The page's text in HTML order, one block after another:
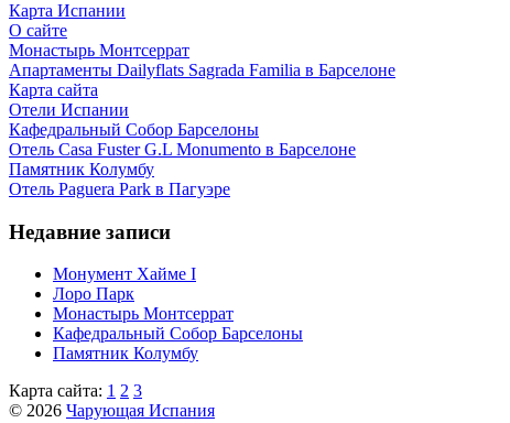
Карта Испании
О сайте
Монастырь Монтсеррат
Апартаменты Dailyflats Sagrada Familia в Барселоне
Карта сайта
Отели Испании
Кафeдрaльный Собор Барселоны
Отель Casa Fuster G.L Monumento в Барселоне
Пaмятник Колумбу
Отель Paguera Park в Пагуэре
Недавние записи
Монумент Хайме I
Лоро Парк
Монастырь Монтсеррат
Кафeдрaльный Собор Барселоны
Пaмятник Колумбу
Карта сайта: 1 2 3
© 2026 Чарующая Испания